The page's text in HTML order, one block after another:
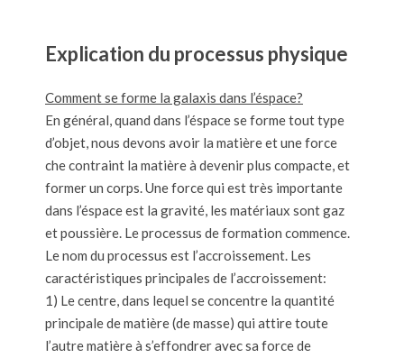
Explication du processus physique
Comment se forme la galaxis dans l’éspace?
En général, quand dans l’éspace se forme tout type
d’objet, nous devons avoir la matière et une force
che contraint la matière à devenir plus compacte, et
former un corps. Une force qui est très importante
dans l’éspace est la gravité, les matériaux sont gaz
et poussière. Le processus de formation commence.
Le nom du processus est l’accroissement. Les
caractéristiques principales de l’accroissement:
1) Le centre, dans lequel se concentre la quantité
principale de matière (de masse) qui attire toute
l’autre matière à s’effondrer avec sa force de